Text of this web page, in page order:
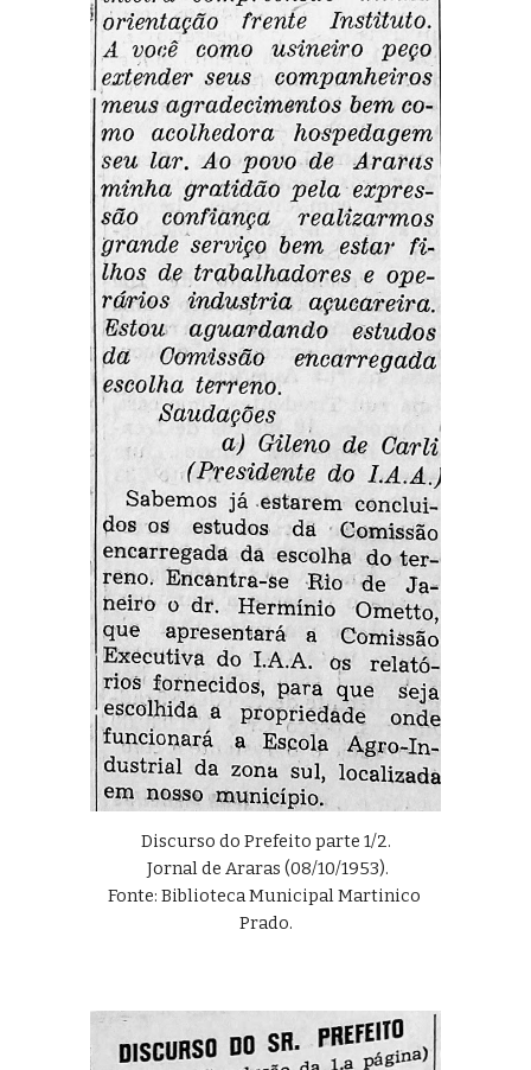
Discurso do Prefeito parte 1/2.
Jornal de Araras (08/10/1953).
Fonte: Biblioteca Municipal Martinico
Prado.